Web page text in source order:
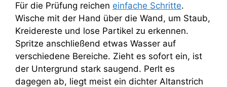
Für die Prüfung reichen einfache Schritte.
Wische mit der Hand über die Wand, um Staub,
Kreidereste und lose Partikel zu erkennen.
Spritze anschließend etwas Wasser auf
verschiedene Bereiche. Zieht es sofort ein, ist
der Untergrund stark saugend. Perlt es
dagegen ab, liegt meist ein dichter Altanstrich